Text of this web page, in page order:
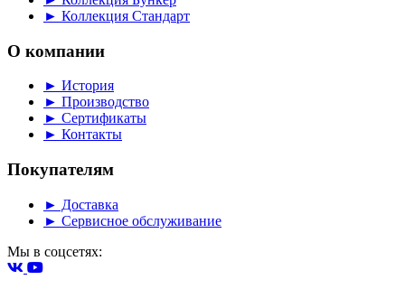
► Коллекция Стандарт
О компании
► История
► Производство
► Сертификаты
► Контакты
Покупателям
► Доставка
► Сервисное обслуживание
Мы в соцсетях: